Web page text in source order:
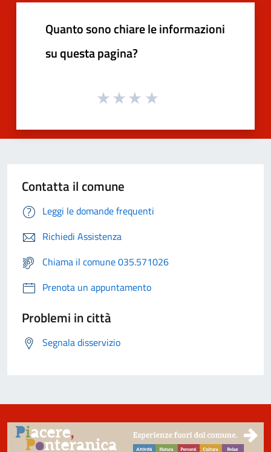
Quanto sono chiare le informazioni
su questa pagina?
Contatta il comune
Leggi le domande frequenti
Richiedi Assistenza
Chiama il comune 035.571026
Prenota un appuntamento
Problemi in città
Segnala disservizio